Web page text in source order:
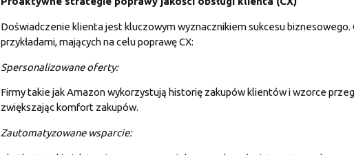
Doświadczenie klienta jest kluczowym wyznacznikiem sukcesu
przykładami, mających na celu poprawę CX:
Spersonalizowane oferty:
Firmy takie jak Amazon wykorzystują historię zakupów klientów i wzorce
zwiększając komfort zakupów.
Zautomatyzowane wsparcie: